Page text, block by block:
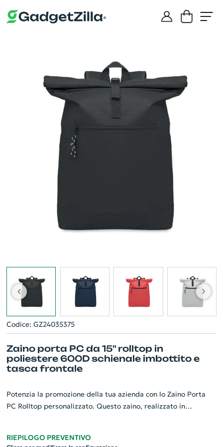
Codice: GZ24035375
Zaino porta PC da 15" rolltop in
poliestere 600D schienale imbottito e
tasca frontale
Potenzia la promozione della tua azienda con lo Zaino Porta
PC Rolltop personalizzato. Questo zaino, realizzato in
frontale con cerniera per piccoli oggetti e una fodera interna in
RIEPILOGO PREVENTIVO